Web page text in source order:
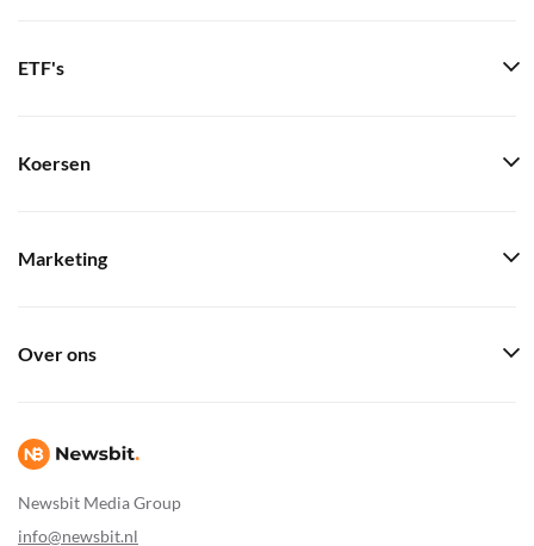
Newsbit Media Group
info@newsbit.nl
ETF's
Koersen
Marketing
Over ons